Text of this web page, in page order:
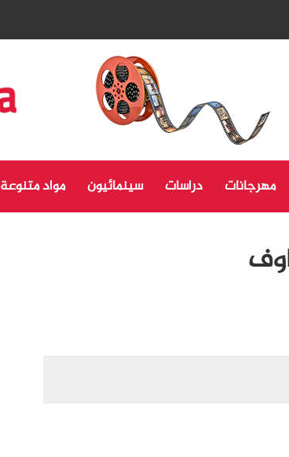
مهرجانات دراسات سينمائيون مواد متنوعة